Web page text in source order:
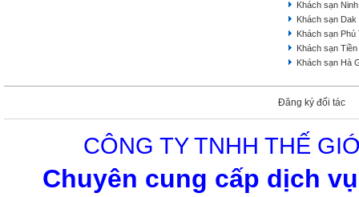
Khách sạn
Khách sạn Dak
Khách sạn Phú
Khách sạn
Khách sạn Hà
Đăng ký đối tác
CÔNG TY TNHH THẾ
Chuyên cung cấp dịch